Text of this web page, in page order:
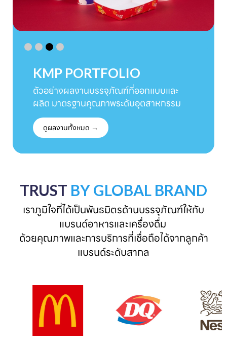
KMP PORTFOLIO
ตัวอย่างผลงานบรรจุภัณฑ์ที่ออกแบบและ
ผลิต มาตรฐานคุณภาพระดับอุตสาหกรรม
ดูผลงานทั้งหมด →
TRUST BY GLOBAL BRAND
เราภูมิใจที่ได้เป็นพันธมิตรด้านบรรจุภัณฑ์ให้กับ
แบรนด์อาหารและเครื่องดื่ม
ด้วยคุณภาพและการบริการที่เชื่อถือได้จากลูกค้า
แบรนด์ระดับสากล